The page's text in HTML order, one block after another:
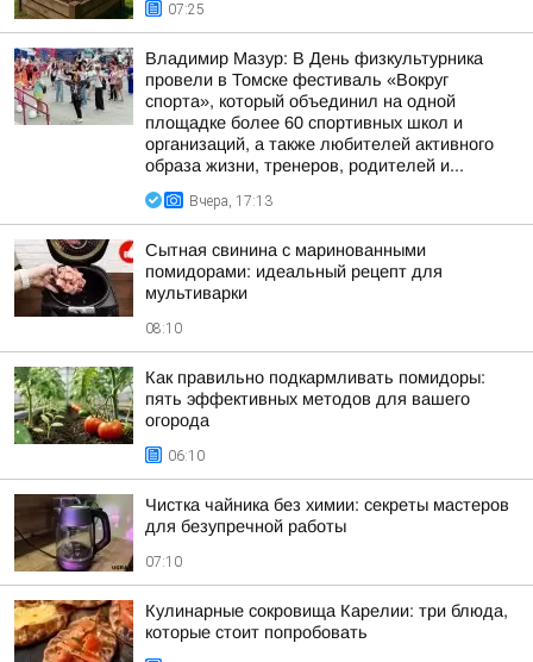
07:25
Владимир Мазур: В День физкультурника
провели в Томске фестиваль «Вокруг
спорта», который объединил на одной
площадке более 60 спортивных школ и
организаций, а также любителей активного
образа жизни, тренеров, родителей и...
Вчера, 17:13
Сытная свинина с маринованными
помидорами: идеальный рецепт для
мультиварки
08:10
Как правильно подкармливать помидоры:
пять эффективных методов для вашего
огорода
06:10
Чистка чайника без химии: секреты мастеров
для безупречной работы
07:10
Кулинарные сокровища Карелии: три блюда,
которые стоит попробовать